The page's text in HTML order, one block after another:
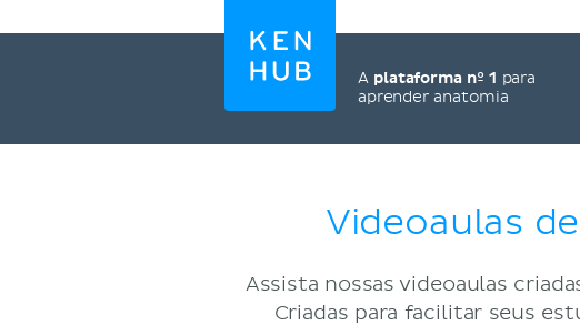
A plataforma nº 1 para
aprender anatomia
Videoaulas
Assista nossas videoaulas
Criadas para facilitar seus